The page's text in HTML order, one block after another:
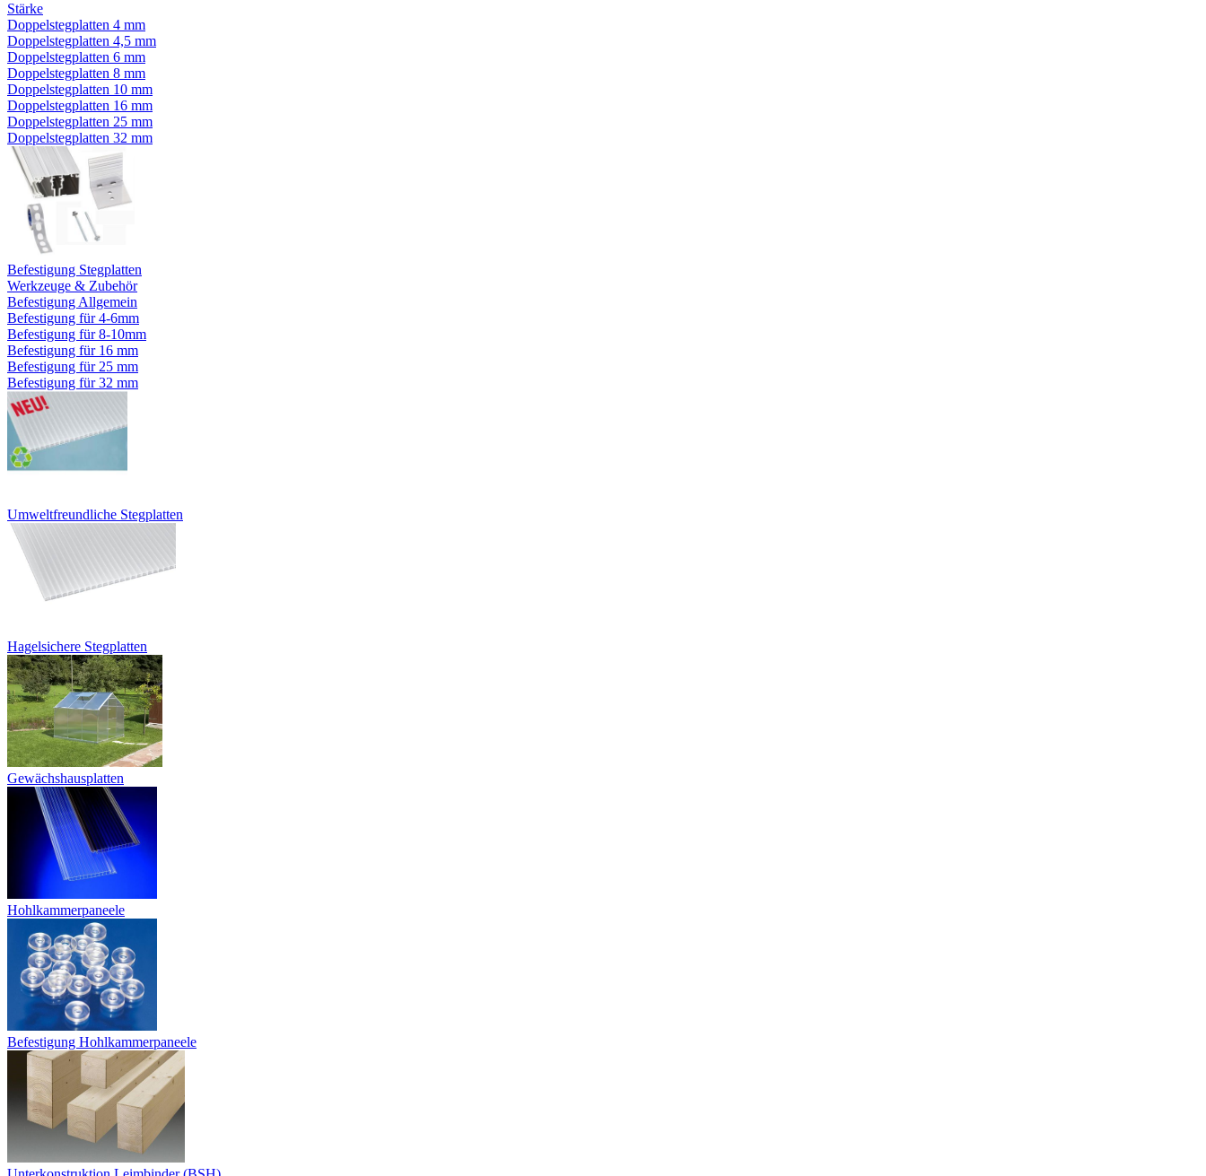
Stärke
Doppelstegplatten 4 mm
Doppelstegplatten 4,5 mm
Doppelstegplatten 6 mm
Doppelstegplatten 8 mm
Doppelstegplatten 10 mm
Doppelstegplatten 16 mm
Doppelstegplatten 25 mm
Doppelstegplatten 32 mm
Befestigung Stegplatten
Werkzeuge & Zubehör
Befestigung Allgemein
Befestigung für 4-6mm
Befestigung für 8-10mm
Befestigung für 16 mm
Befestigung für 25 mm
Befestigung für 32 mm
Umweltfreundliche Stegplatten
Hagelsichere Stegplatten
Gewächshausplatten
Hohlkammerpaneele
Befestigung Hohlkammerpaneele